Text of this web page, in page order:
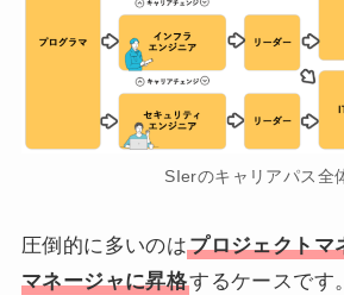
SIerのキャリアパス全
圧倒的に多いのはプロジェクトマ
マネージャに昇格するケースです